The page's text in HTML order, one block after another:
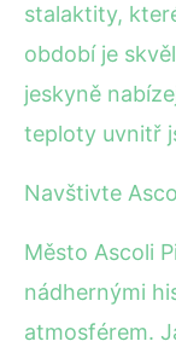
stalaktity,
období je
jeskyně
teploty uvnitř
Navštivte
Město Ascoli
nádhernými
atmosférem.